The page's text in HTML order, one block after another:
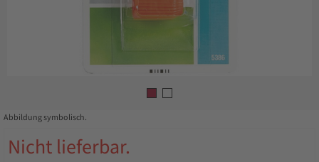
Abbildung symbolisch.
Nicht lieferbar.